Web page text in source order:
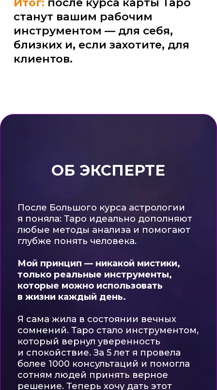
«Этот курс — не просто набор лекций,
которые можно пересказать или
Разобраться в Таро без мистики
Подойдёт тем, кто хочет начать спокойно
и в своём темпе
7 видео с погружением в
теорию
2 практики с Ириной
Петраковой
1 практика с Ириной Чукреевой
Дополнительные материалы
10 раскладов, без обратной
связи
Срок доступа: 2 месяца
Записаться
САМОСТОЯТЕЛЬНЫЙ